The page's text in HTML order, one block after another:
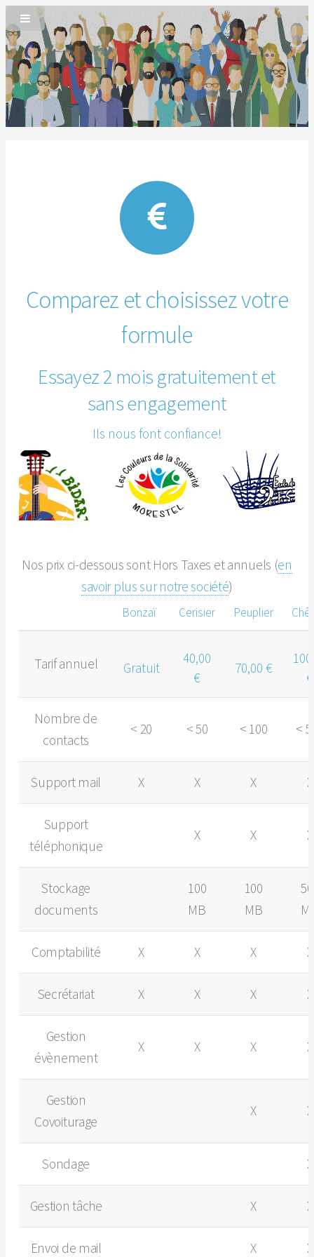
Comparez et choisissez votre
formule
Essayez 2 mois gratuitement et
sans engagement
Ils nous font confiance!
Nos prix ci-dessous sont Hors Taxes et annuels (en
savoir plus sur notre société)
Bonzaï Cerisier Peuplier
Tarif annuel Gratuit
40,00
€
70,00 €
€
Nombre de
contacts
< 20 < 50 < 100 <
Support mail X X X X
Support
téléphonique
X X X
Stockage
documents
100
MB
100
MB
Comptabilité X X X X
Secrétariat X X X X
Gestion
évènement
X X X X
Gestion
Covoiturage
X X
Sondage X
Gestion tâche X X
Envoi de mail X X